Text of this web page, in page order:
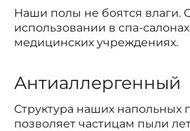
Наши полы не боятся влаги.
использовании в спа-
медицинских учреждениях.
Антиаллергенный
Структура наших напольных
позволяет частицам пыли